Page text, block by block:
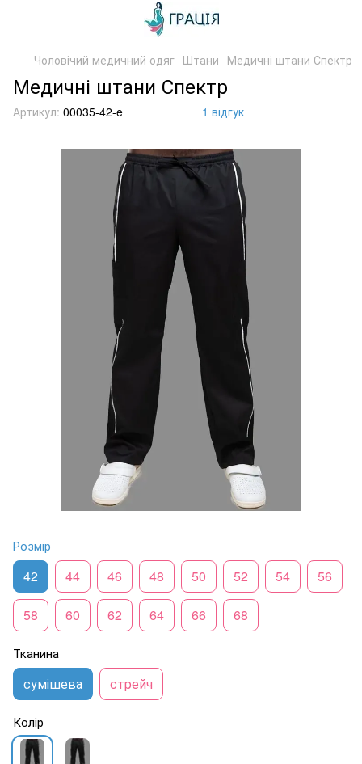
Чоловічий медичний одяг Штани Медичні штани Спектр
Медичні штани Спектр
Артикул: 00035-42-e 1 відгук
Розмір
42 44 46 48 50 52 54 56
58 60 62 64 66 68
Тканина
сумішева стрейч
Колір